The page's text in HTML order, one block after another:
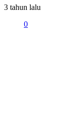
3 tahun lalu
0